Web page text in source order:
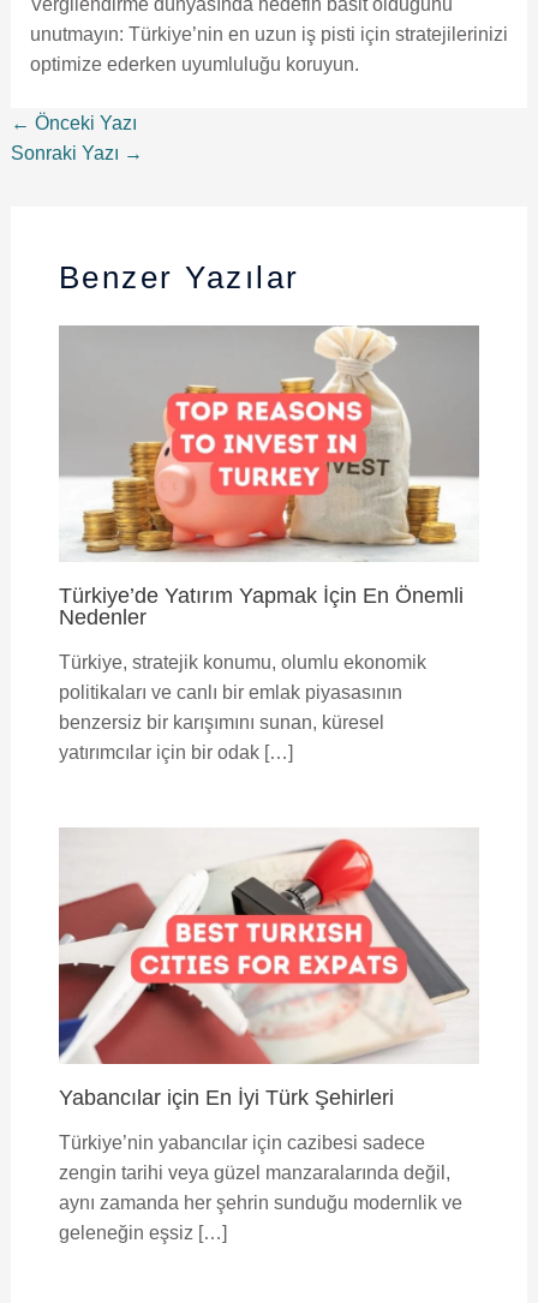
Vergilendirme dünyasında hedefin basit olduğunu
unutmayın: Türkiye’nin en uzun iş pisti için stratejilerinizi
optimize ederken uyumluluğu koruyun.
← Önceki Yazı
Sonraki Yazı →
Benzer Yazılar
Türkiye’de Yatırım Yapmak İçin En Önemli
Nedenler
Türkiye, stratejik konumu, olumlu ekonomik
politikaları ve canlı bir emlak piyasasının
benzersiz bir karışımını sunan, küresel
yatırımcılar için bir odak […]
Yabancılar için En İyi Türk Şehirleri
Türkiye’nin yabancılar için cazibesi sadece
zengin tarihi veya güzel manzaralarında değil,
aynı zamanda her şehrin sunduğu modernlik ve
geleneğin eşsiz […]